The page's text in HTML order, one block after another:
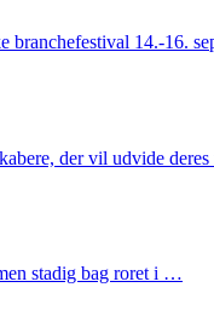
branchefestival 14.-16.
der vil udvide
stadig bag roret i …